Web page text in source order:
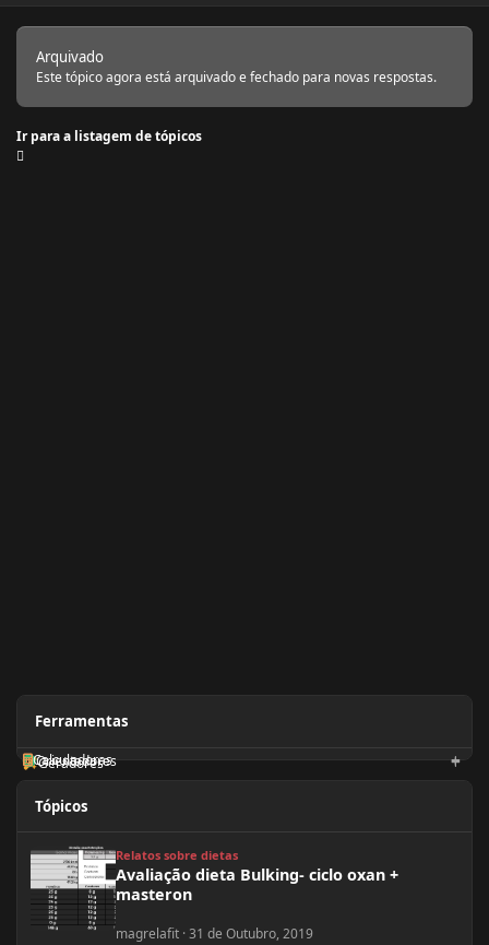
Arquivado
Este tópico agora está arquivado e fechado para novas respostas.
Ir para a listagem de tópicos
Ferramentas
Geradores
Orientadores
Calculadoras
Tópicos
Relatos sobre dietas
Avaliação dieta Bulking- ciclo oxan +
masteron
magrelafit ·31 de Outubro, 2019